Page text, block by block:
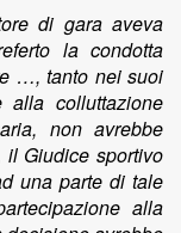
di gara aveva
la condotta
…, tanto nei suoi
alla colluttazione
non avrebbe
Giudice sportivo
una parte di tale
alla